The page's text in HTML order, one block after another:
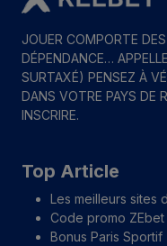
JOUER COMPORTE
DÉPENDANCE…
SURTAXÉ) PENSEZ À
DANS VOTRE PAYS DE
INSCRIRE.
Top Article
Les meilleurs sites
Code promo ZEbet
Bonus Paris Sportif